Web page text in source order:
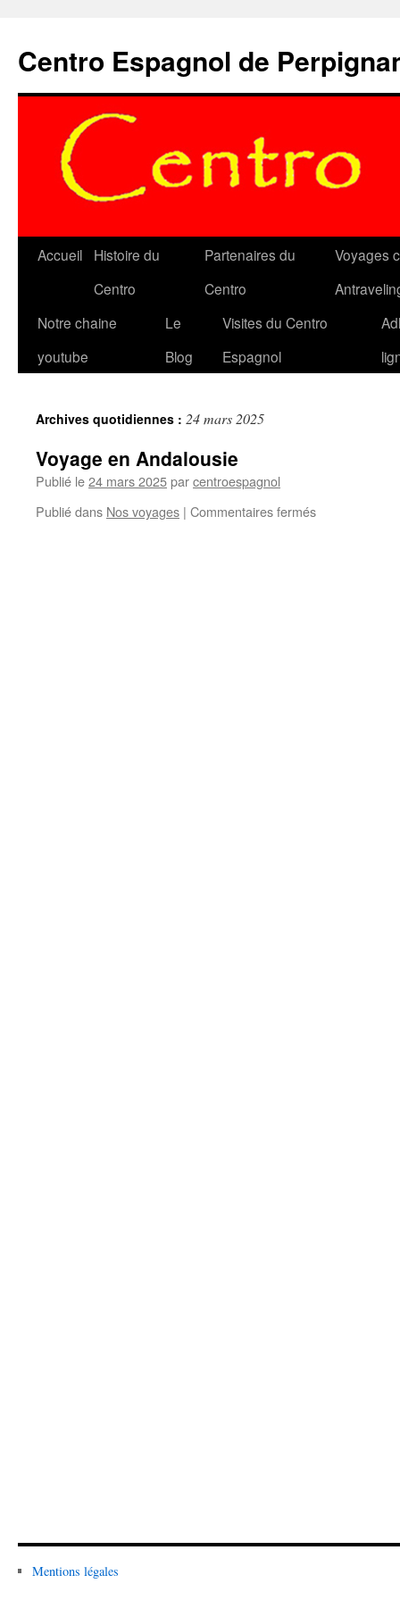
contenu
Centro Espagnol de
Accueil
Histoire du
Centro
Partenaires du
Centro
Voyages
Notre chaine
youtube
Le
Blog
Visites du Centro
Espagnol
Archives quotidiennes : 24 mars 2025
Voyage en Andalousie
Publié le24 mars 2025parcentroespagnol
Publié dans Nos voyages | Commentaires fermés
Mentions légales